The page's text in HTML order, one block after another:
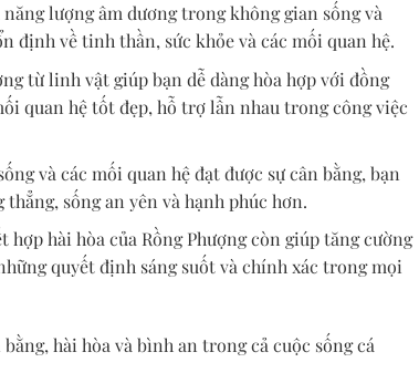
lượng âm dương trong không gian sống và
định về tinh thần, sức khỏe và các mối quan hệ.
từ linh vật giúp bạn dễ dàng hòa hợp với đồng
quan hệ tốt đẹp, hỗ trợ lẫn nhau trong công việc
và các mối quan hệ đạt được sự cân bằng, bạn
sống an yên và hạnh phúc hơn.
hợp hài hòa của Rồng Phượng còn giúp tăng cường
quyết định sáng suốt và chính xác trong mọi
hài hòa và bình an trong cả cuộc sống cá